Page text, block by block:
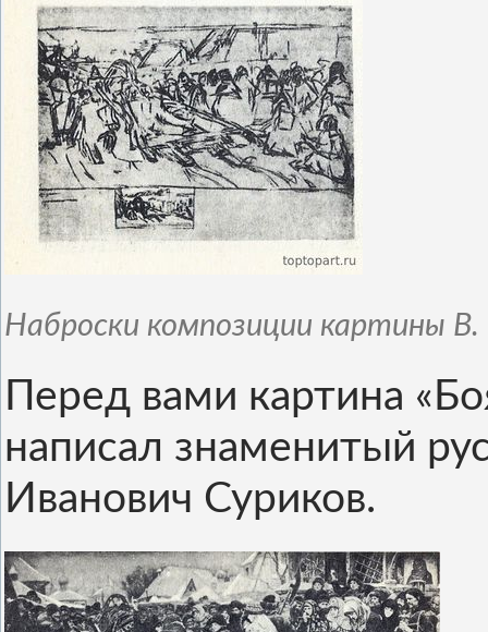
Наброски композиции картины
Перед вами картина
написал знаменитый
Иванович Суриков.